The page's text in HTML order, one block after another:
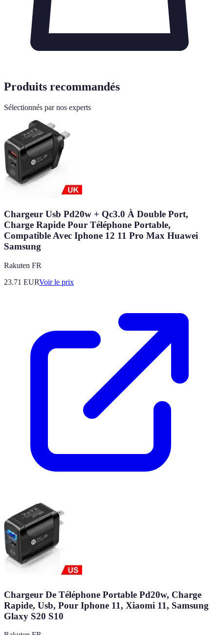
Produits recommandés
Sélectionnés par nos experts
Chargeur Usb Pd20w + Qc3.0 À Double Port,
Charge Rapide Pour Téléphone Portable,
Compatible Avec Iphone 12 11 Pro Max Huawei
Samsung
Rakuten FR
23.71 EURVoir le prix
Chargeur De Téléphone Portable Pd20w, Charge
Rapide, Usb, Pour Iphone 11, Xiaomi 11, Samsung
Glaxy S20 S10